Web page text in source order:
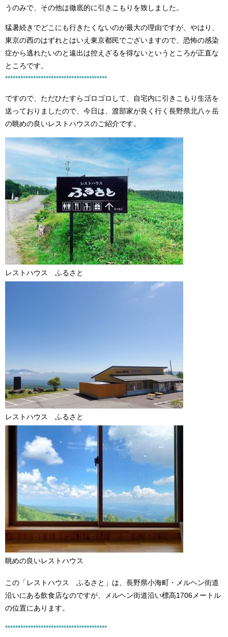
うのみで、その他は徹底的に引きこもりを致しました。
猛暑続きでどこにも行きたくないのが最大の理由ですが、やはり、
東京の西のはずれとはいえ東京都民でございますので、恐怖の感染
症から逃れたいのと遠出は控えざるを得ないというところが正直な
ところです。
****************************************
ですので、ただひたすらゴロゴロして、自宅内に引きこもり生活を
送っておりましたので、今日は、渡部家が良く行く長野県北八ヶ岳
の眺めの良いレストハウスのご紹介です。
レストハウス ふるさと
レストハウス ふるさと
眺めの良いレストハウス
この「レストハウス ふるさと」は、長野県小海町・メルヘン街道
沿いにある飲食店なのですが、メルヘン街道沿い標高1706メートル
の位置にあります。
****************************************